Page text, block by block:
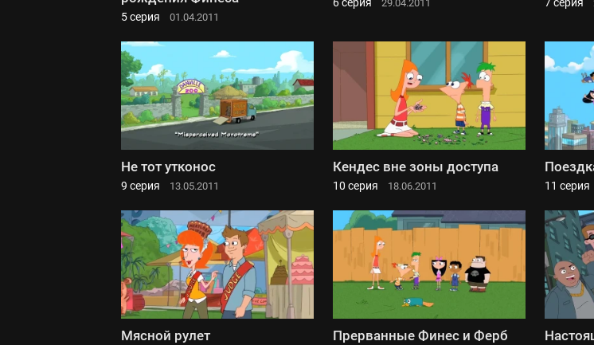
5 серия 01.04.2011
29.04.2011
Не тот утконос
9 серия 13.05.2011
Кендес вне зоны доступа
10 серия 18.06.2011 11 серия
Мясной рулет Прерванные Финес и Ферб